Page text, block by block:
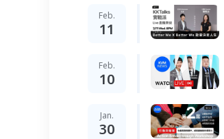
Feb.
11
Feb.
10
Jan.
30